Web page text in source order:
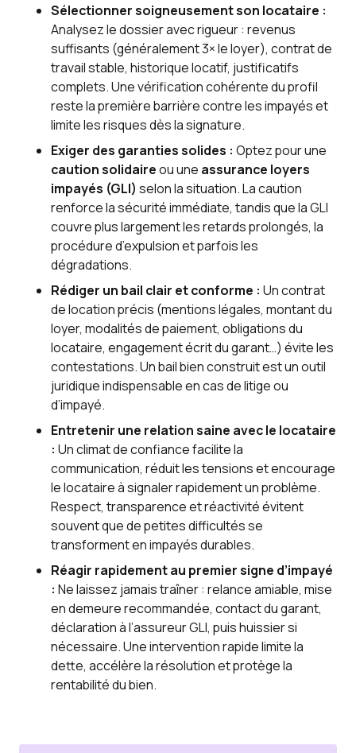
Sélectionner soigneusement son locataire :
Analysez le dossier avec rigueur : revenus
suffisants (généralement 3× le loyer), contrat de
travail stable, historique locatif, justificatifs
complets. Une vérification cohérente du profil
reste la première barrière contre les impayés et
limite les risques dès la signature.
Exiger des garanties solides : Optez pour une
caution solidaireou une assurance loyers
impayés (GLI) selon la situation. La caution
renforce la sécurité immédiate, tandis que la GLI
couvre plus largement les retards prolongés, la
procédure d’expulsion et parfois les
dégradations.
Rédiger un bail clair et conforme : Un contrat
de location précis (mentions légales, montant du
loyer, modalités de paiement, obligations du
locataire, engagement écrit du garant…) évite les
contestations. Un bail bien construit est un outil
juridique indispensable en cas de litige ou
d’impayé.
Entretenir une relation saine avec le locataire
: Un climat de confiance facilite la
communication, réduit les tensions et encourage
le locataire à signaler rapidement un problème.
Respect, transparence et réactivité évitent
souvent que de petites difficultés se
transforment en impayés durables.
Réagir rapidement au premier signe d’impayé
: Ne laissez jamais traîner : relance amiable, mise
en demeure recommandée, contact du garant,
déclaration à l’assureur GLI, puis huissier si
nécessaire. Une intervention rapide limite la
dette, accélère la résolution et protège la
rentabilité du bien.